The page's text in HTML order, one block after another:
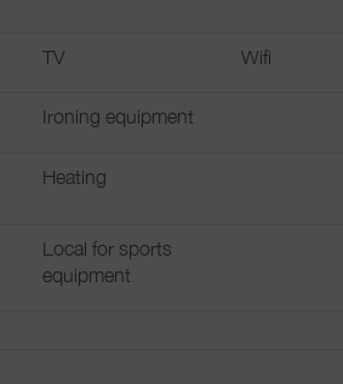
TV Wifi
Ironing equipment
Heating
Local for sports
equipment